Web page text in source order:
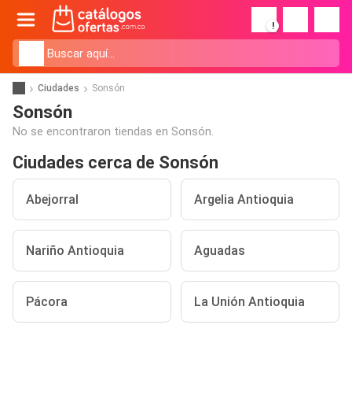
!
Ciudades Sonsón
Sonsón
No se encontraron tiendas en Sonsón.
Ciudades cerca de Sonsón
Abejorral Argelia Antioquia
Nariño Antioquia Aguadas
Pácora La Unión Antioquia